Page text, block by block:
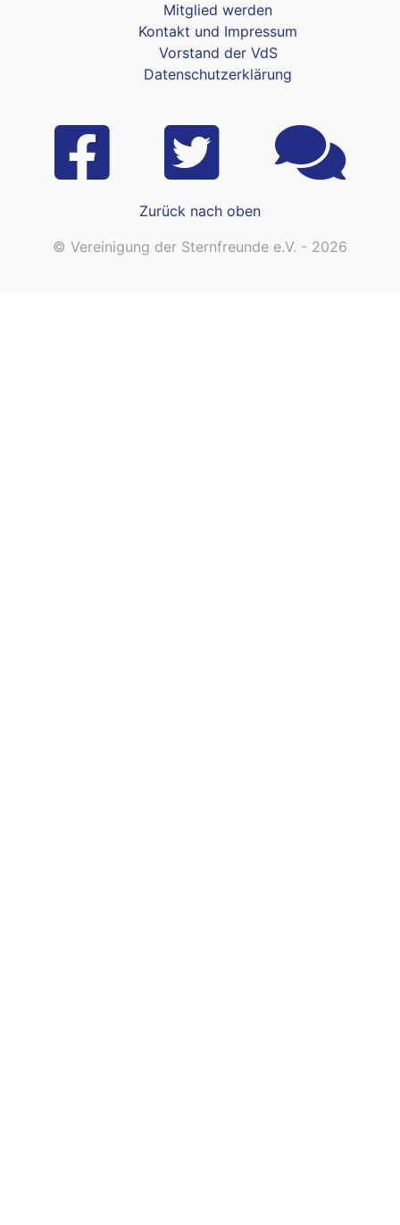
Mitglied werden
Kontakt und Impressum
Vorstand der VdS
Datenschutzerklärung
Zurück nach oben
© Vereinigung der Sternfreunde e.V. - 2026